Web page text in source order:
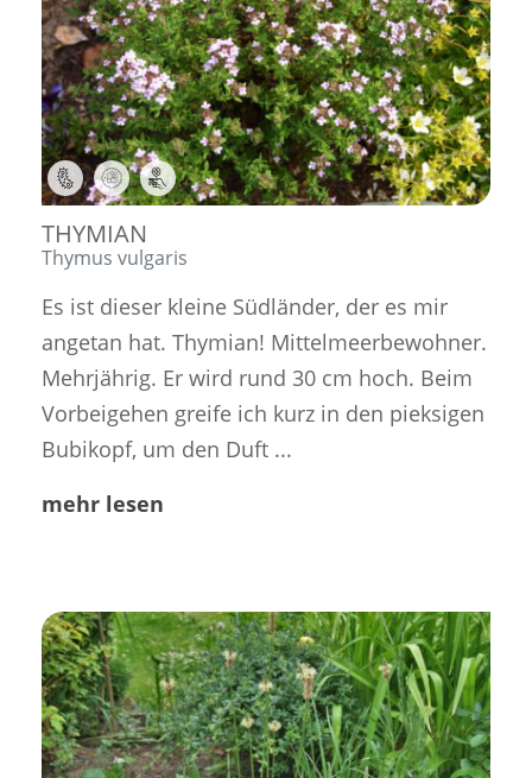
, ,
THYMIAN
Thymus vulgaris
Es ist dieser kleine Südländer, der es mir
angetan hat. Thymian! Mittelmeerbewohner.
Mehrjährig. Er wird rund 30 cm hoch. Beim
Vorbeigehen greife ich kurz in den pieksigen
Bubikopf, um den Duft ...
mehr lesen